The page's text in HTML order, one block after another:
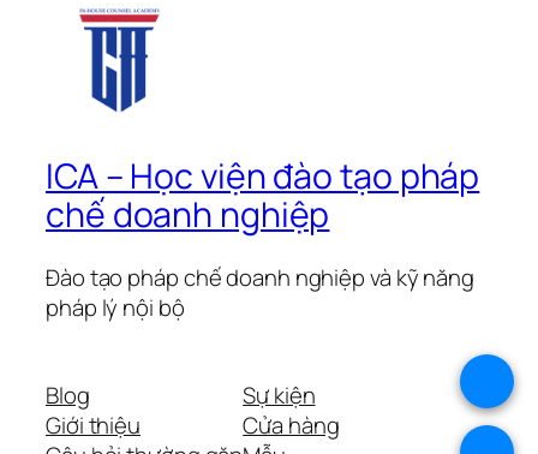
ICA – Học viện đào tạo pháp
chế doanh nghiệp
Đào tạo pháp chế doanh nghiệp và kỹ năng
pháp lý nội bộ
Blog
Giới thiệu
Sự kiện
Cửa hàng